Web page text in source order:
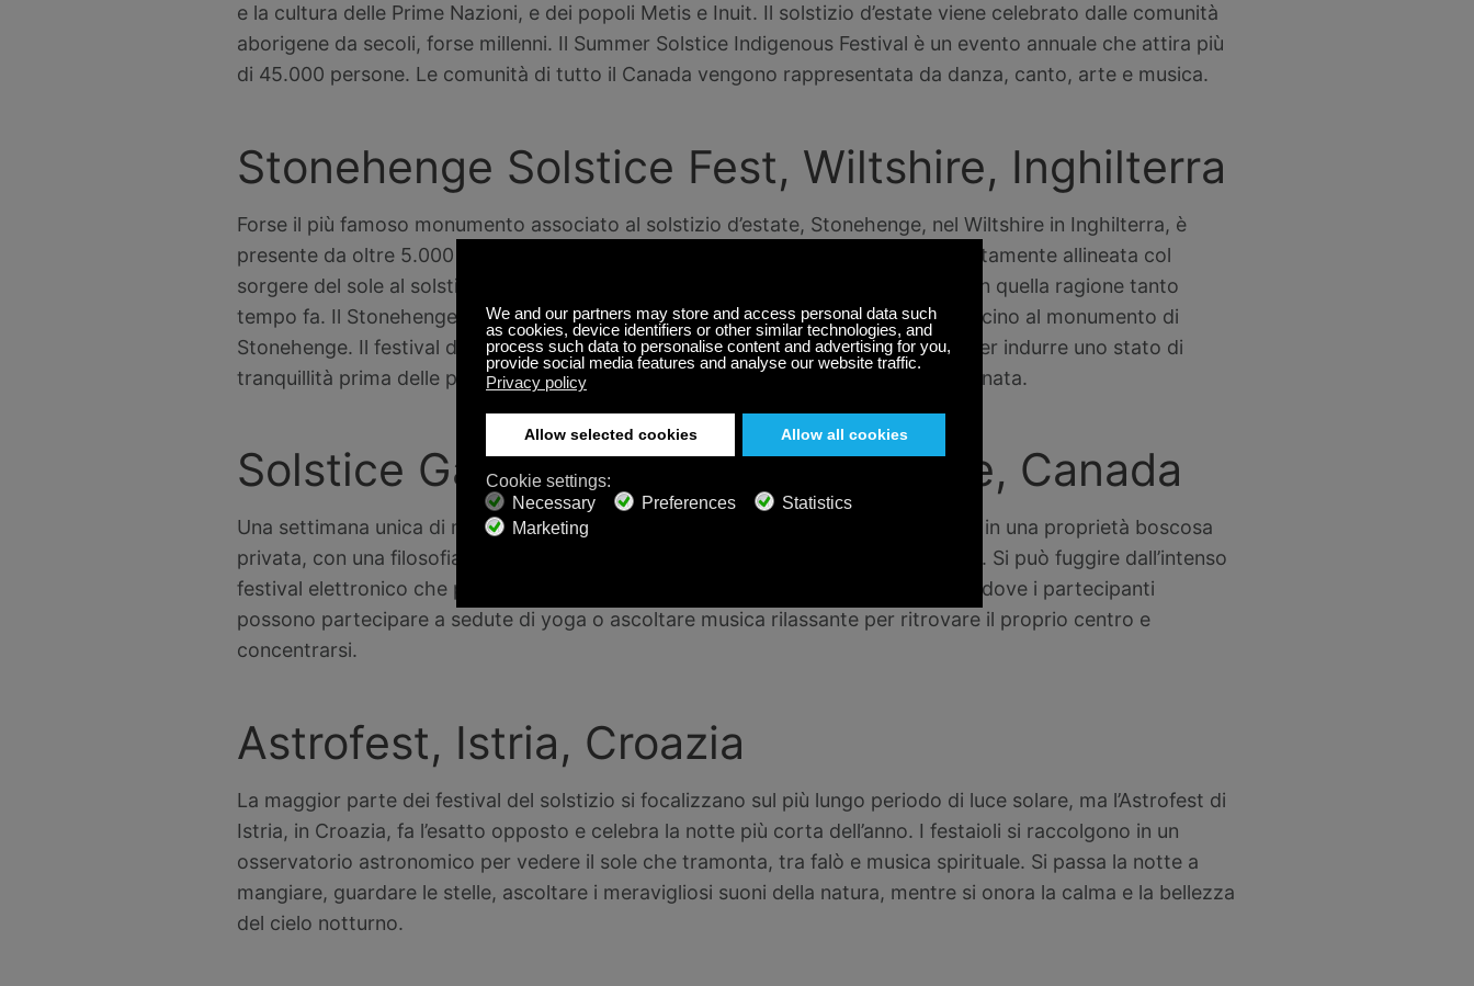
e la cultura delle Prime Nazioni, e dei popoli Metis e Inuit. Il solstizio d’estate viene celebrato dalle comunità
aborigene da secoli, forse millenni. Il Summer Solstice Indigenous Festival è un evento annuale che attira più
di 45.000 persone. Le comunità di tutto il Canada vengono rappresentata da danza, canto, arte e musica.
Stonehenge Solstice Fest, Wiltshire, Inghilterra
Forse il più famoso monumento associato al solstizio d’estate, Stonehenge, nel Wiltshire in Inghilterra, è
presente da oltre 5.000 anni. La pietra del tallone è stata posta per essere perfettamente allineata col
sorgere del sole al solstizio, fungendo da calendario per gli antichi che vivevano in quella ragione tanto
tempo fa. Il Stonehenge Solstice Fest dura 3 giorni e si tiene nel campeggio più vicino al monumento di
Stonehenge. Il festival della musica e delle arti comincia con lo yoga mattutino, per indurre uno stato di
tranquillità prima delle più intense celebrazioni che si tengono nel corso della giornata.
Solstice Gathering, Ontario centrale, Canada
Una settimana unica di musica elettronica che si tiene nel rurale Ontario centrale, in una proprietà boscosa
privata, con una filosofia a impatto zero e la partecipazione attiva della comunità. Si può fuggire dall’intenso
festival elettronico che prosegue tutto il giorno e tutta la notte in zone rilassanti, dove i partecipanti
possono partecipare a sedute di yoga o ascoltare musica rilassante per ritrovare il proprio centro e
concentrarsi.
Astrofest, Istria, Croazia
La maggior parte dei festival del solstizio si focalizzano sul più lungo periodo di luce solare, ma l’Astrofest di
Istria, in Croazia, fa l’esatto opposto e celebra la notte più corta dell’anno. I festaioli si raccolgono in un
osservatorio astronomico per vedere il sole che tramonta, tra falò e musica spirituale. Si passa la notte a
mangiare, guardare le stelle, ascoltare i meravigliosi suoni della natura, mentre si onora la calma e la bellezza
del cielo notturno.